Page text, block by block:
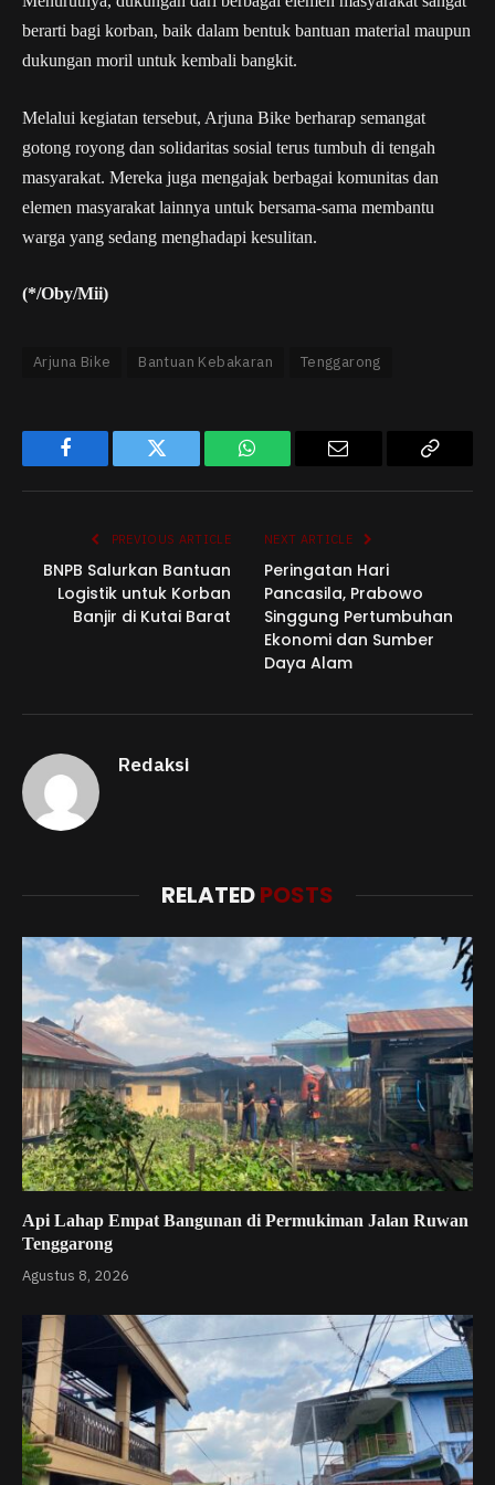
berarti bagi korban, baik dalam bentuk bantuan material maupun
dukungan moril untuk kembali bangkit.
Melalui kegiatan tersebut, Arjuna Bike berharap semangat
gotong royong dan solidaritas sosial terus tumbuh di tengah
masyarakat. Mereka juga mengajak berbagai komunitas dan
elemen masyarakat lainnya untuk bersama-sama membantu
warga yang sedang menghadapi kesulitan.
(*/Oby/Mii)
Arjuna Bike Bantuan Kebakaran Tenggarong
Facebook Twitter WhatsApp
PREVIOUS ARTICLE
BNPB Salurkan Bantuan
Logistik untuk Korban
Banjir di Kutai Barat
NEXT ARTICLE
Peringatan Hari
Pancasila, Prabowo
Singgung Pertumbuhan
Ekonomi dan Sumber
Daya Alam
Redaksi
RELATEDPOSTS
Api Lahap Empat Bangunan di Permukiman Jalan Ruwan
Tenggarong
Agustus 8, 2026